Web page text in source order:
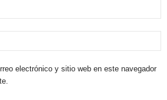
electrónico y sitio web en este navegador